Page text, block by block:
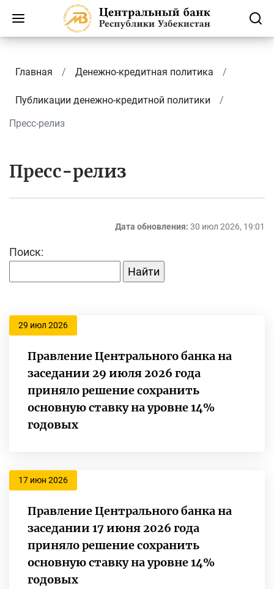
Главная Денежно-кредитная политика
Публикации денежно-кредитной политики
Пресс-релиз
Пресс-релиз
Дата обновления: 30 июл 2026, 19:01
Поиск:
29 июл 2026
Правление Центрального банка на
заседании 29 июля 2026 года
приняло решение сохранить
основную ставку на уровне 14%
годовых
17 июн 2026
Правление Центрального банка на
заседании 17 июня 2026 года
приняло решение сохранить
основную ставку на уровне 14%
годовых